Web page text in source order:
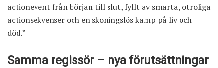
actionevent från början till slut, fyllt av smarta, otroliga
actionsekvenser och en skoningslös kamp på liv och
död.”
Samma regissör – nya förutsättningar